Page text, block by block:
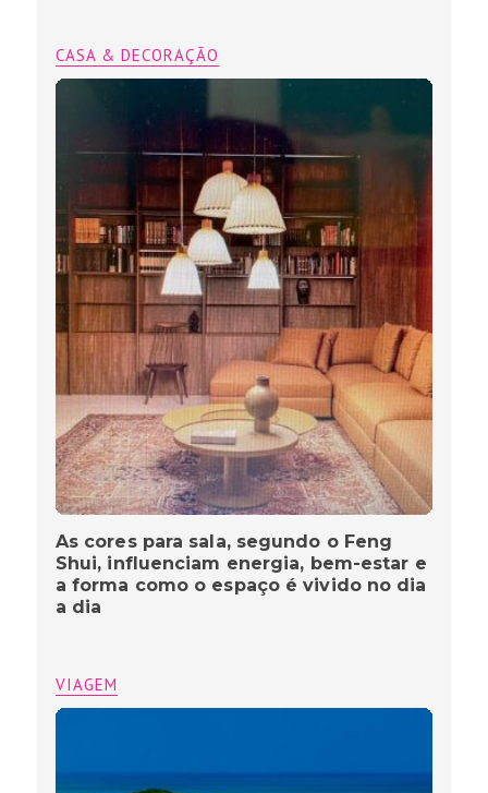
CASA & DECORAÇÃO
As cores para sala, segundo o Feng
Shui, influenciam energia, bem-estar e
a forma como o espaço é vivido no dia
a dia
VIAGEM